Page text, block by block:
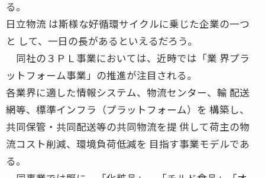
る。
日立物流 は斯様な好循環サイクルに乗じた企業の一つ
と して、一日の長があるといえるだろう。
同社の３ＰＬ事業においては、近時では「業 界プラ
ットフォーム事業」の推進が注目される。
各業界に適した情報システム、物流センター、輸 配送
網等、標準インフラ（プラットフォーム）を 構築し、
共同保管・共同配送等の共同物流を提 供して荷主の物
流コスト削減、環境負荷低減を 目指す事業モデルであ
る。